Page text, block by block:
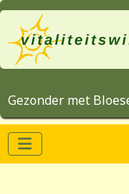
Gezonder met